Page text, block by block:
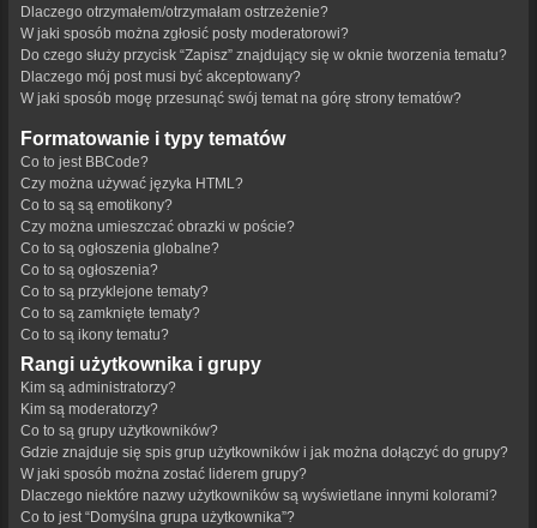
Dlaczego otrzymałem/otrzymałam ostrzeżenie?
W jaki sposób można zgłosić posty moderatorowi?
Do czego służy przycisk “Zapisz” znajdujący się w oknie tworzenia tematu?
Dlaczego mój post musi być akceptowany?
W jaki sposób mogę przesunąć swój temat na górę strony tematów?
Formatowanie i typy tematów
Co to jest BBCode?
Czy można używać języka HTML?
Co to są są emotikony?
Czy można umieszczać obrazki w poście?
Co to są ogłoszenia globalne?
Co to są ogłoszenia?
Co to są przyklejone tematy?
Co to są zamknięte tematy?
Co to są ikony tematu?
Rangi użytkownika i grupy
Kim są administratorzy?
Kim są moderatorzy?
Co to są grupy użytkowników?
Gdzie znajduje się spis grup użytkowników i jak można dołączyć do grupy?
W jaki sposób można zostać liderem grupy?
Dlaczego niektóre nazwy użytkowników są wyświetlane innymi kolorami?
Co to jest “Domyślna grupa użytkownika”?